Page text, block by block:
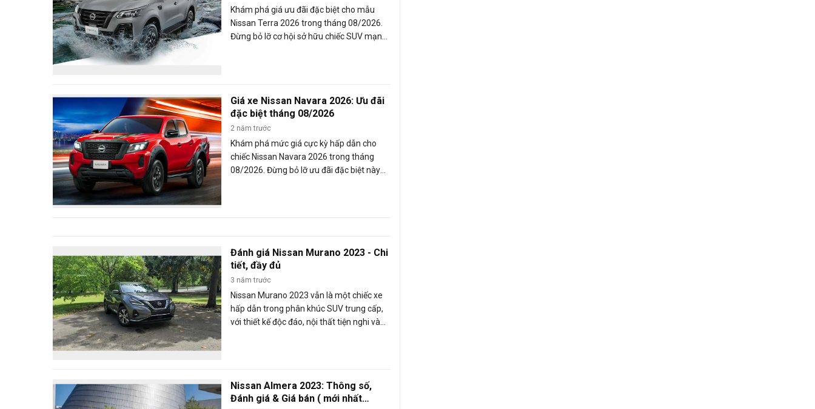
Khám phá giá ưu đãi đặc biệt cho mẫu
Nissan Terra 2026 trong tháng 08/2026.
Đừng bỏ lỡ cơ hội sở hữu chiếc SUV mạnh
Giá xe Nissan Navara 2026: Ưu đãi
đặc biệt tháng 08/2026
2 năm trước
Khám phá mức giá cực kỳ hấp dẫn cho
chiếc Nissan Navara 2026 trong tháng
08/2026. Đừng bỏ lỡ ưu đãi đặc biệt này
Đánh giá Nissan Murano 2023 - Chi
tiết, đầy đủ
3 năm trước
Nissan Murano 2023 vẫn là một chiếc xe
hấp dẫn trong phân khúc SUV trung cấp,
với thiết kế độc đáo, nội thất tiện nghi và
toàn.
Nissan Almera 2023: Thông số,
Đánh giá & Giá bán ( mới nhất